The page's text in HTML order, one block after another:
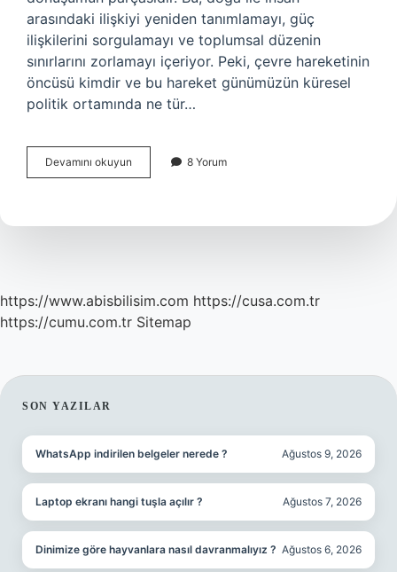
arasındaki ilişkiyi yeniden tanımlamayı, güç
ilişkilerini sorgulamayı ve toplumsal düzenin
sınırlarını zorlamayı içeriyor. Peki, çevre hareketinin
öncüsü kimdir ve bu hareket günümüzün küresel
politik ortamında ne tür…
Devamını okuyun
çevre
kimdir
8 Yorum
https://www.abisbilisim.com https://cusa.com.tr
https://cumu.com.tr Sitemap
SIDEBAR
SON YAZILAR
WhatsApp indirilen belgeler nerede ? Ağustos 9, 2026
Laptop ekranı hangi tuşla açılır ? Ağustos 7, 2026
Dinimize göre hayvanlara nasıl davranmalıyız ? Ağustos 6, 2026